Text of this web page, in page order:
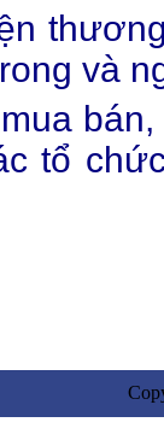
và
bán,
tổ